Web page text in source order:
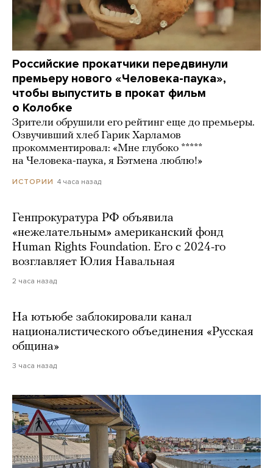
Российские прокатчики передвинули
премьеру нового «Человека-паука»,
чтобы выпустить в прокат фильм
о Колобке
Зрители обрушили его рейтинг еще до премьеры.
Озвучивший хлеб Гарик Харламов
прокомментировал: «Мне глубоко *****
на Человека-паука, я Бэтмена люблю!»
ИСТОРИИ 4 часа назад
Генпрокуратура РФ объявила
«нежелательным» американский фонд
Human Rights Foundation. Его с 2024-го
возглавляет Юлия Навальная
2 часа назад
На ютьюбе заблокировали канал
националистического объединения «Русская
община»
3 часа назад